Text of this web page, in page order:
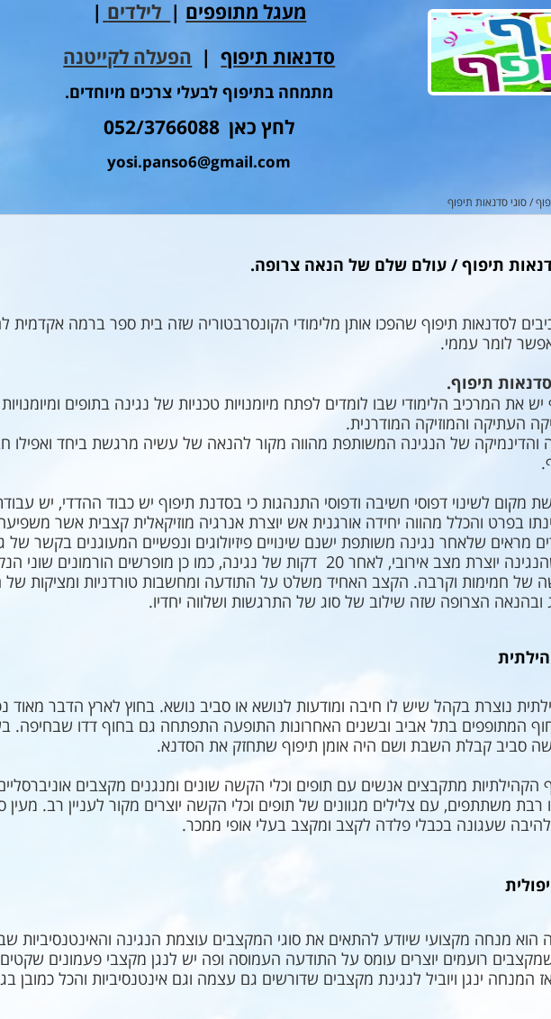
מעגל מתופפים | לילדים |
סדנאות תיפוף| הפעלה לקייטנה
מתמחה בתיפוף לבעלי צרכים מיוחדים.
לחץ כאן 052/3766088
yosi.panso6@gmail.com
/ סוגי סדנאות תיפוף
תיפוף / עולם שלם של הנאה צרופה.
לסדנאות תיפוף שהפכו אותן מלימודי הקונסרבטוריה שזה בית ספר ברמה אקדמית
לומר עממי.
תיפוף.
יש את המרכיב הלימודי שבו לומדים לפתח מיומנויות טכניות של נגינה בתופים
העתיקה והמוזיקה המודרנית.
והדינמיקה של הנגינה המשותפת מהווה מקור להנאה של עשיה מרגשת ביחד ואפילו
בפרט והכלל מהווה יחידה אורגנית אש יוצרת אנרגיה מוזיקאלית קצבית אשר
מראים שלאחר נגינה משותפת ישנם שינויים פיזיולוגים ונפשיים המעוגנים בקשר של
השינוי הגופני שהנגינה יוצרת מצב אירובי, לאחר 20 דקות של נגינה, כמו כן
של חמימות וקרבה. הקצב האחיד משלט על התודעה ומחשבות טורדניות ומציקות של
ובהנאה הצרופה שזה שילוב של סוג של התרגשות ושלווה יחדיו.
המתופפים בתל אביב ובשנים האחרונות התופעה התפתחה גם בחוף דדו שבחיפה.
סביב קבלת השבת ושם היה אומן תיפוף שתחזק את הסדנא.
הקהילתיות מתקבצים אנשים עם תופים וכלי הקשה שונים ומנגנים מקצבים
רבת משתתפים, עם צלילים מגוונים של תופים וכלי הקשה יוצרים מקור לעניין רב.
שעגונה בכבלי פלדה לקצב ומקצב בעלי אופי ממכר.
הוא מנחה מקצועי שיודע להתאים את סוגי המקצבים עוצמת הנגינה והאינטנסיביות
רועמים יוצרים עומס על התודעה העמוסה ופה יש לנגן מקצבי פעמונים
המנחה ינגן ויוביל לנגינת מקצבים שדורשים גם עצמה וגם אינטנסיביות והכל כמובן